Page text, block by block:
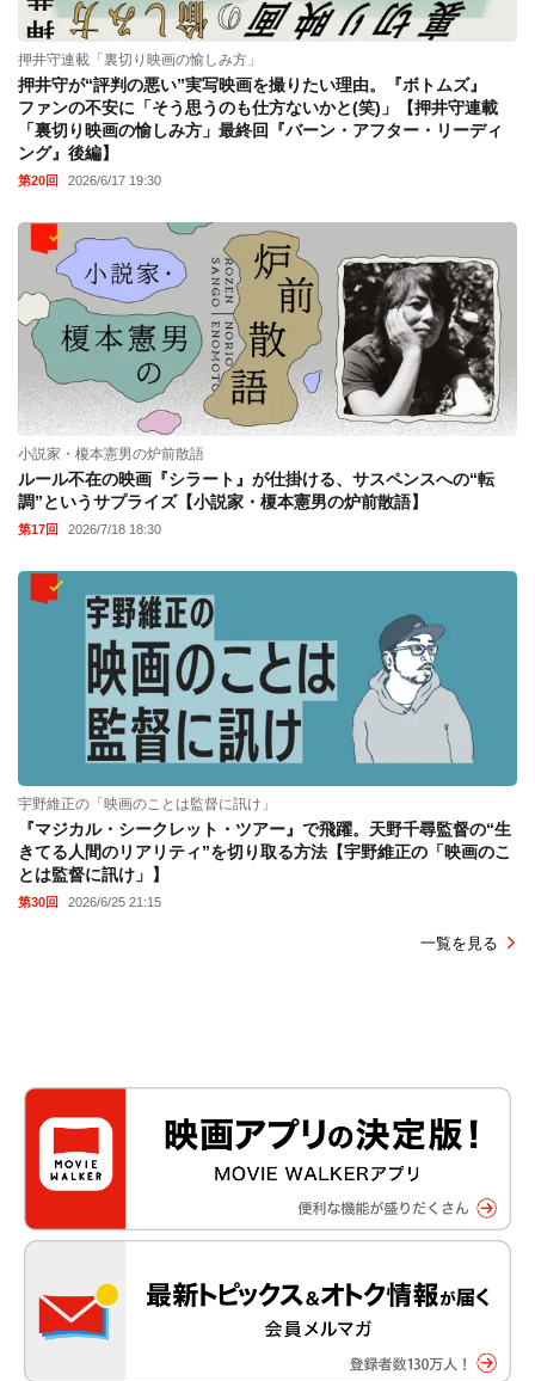
押井守連載「裏切り映画の愉しみ方」
押井守が“評判の悪い”実写映画を撮りたい理由。『ボトムズ』
ファンの不安に「そう思うのも仕方ないかと(笑)」【押井守連載
「裏切り映画の愉しみ方」最終回『バーン・アフター・リーディ
ング』後編】
第20回 2026/6/17 19:30
小説家・榎本憲男の炉前散語
ルール不在の映画『シラート』が仕掛ける、サスペンスへの“転
調”というサプライズ【小説家・榎本憲男の炉前散語】
第17回 2026/7/18 18:30
宇野維正の「映画のことは監督に訊け」
『マジカル・シークレット・ツアー』で飛躍。天野千尋監督の“生
きてる人間のリアリティ”を切り取る方法【宇野維正の「映画のこ
とは監督に訊け」】
第30回 2026/6/25 21:15
一覧を見る